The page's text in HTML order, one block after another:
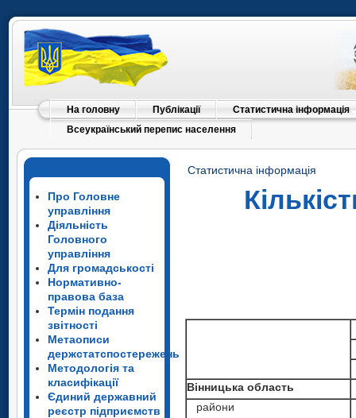
На головну Публікації
Статистична інформація
Всеукраїнський перепис населення
Про Головне
управління
Діяльність
Головного
управління
Для громадськості
Нормативно-
правова база
Термін подання
звітності
Метаописи
держстатспостережень
Методологія та
класифікації
Єдиний державний
реєстр підприємств
Статистична інформація
Вінницька область
райони